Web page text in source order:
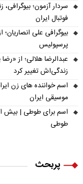
سردار آزمون؛
فوتبال ایران
بیوگرافی علی
پرسپولیس
عبدالرضا هلالی؛ از
زندگی‌اش تغییر کرد
اسم خواننده های زن
موسیقی ایران
طوطی
پربحث